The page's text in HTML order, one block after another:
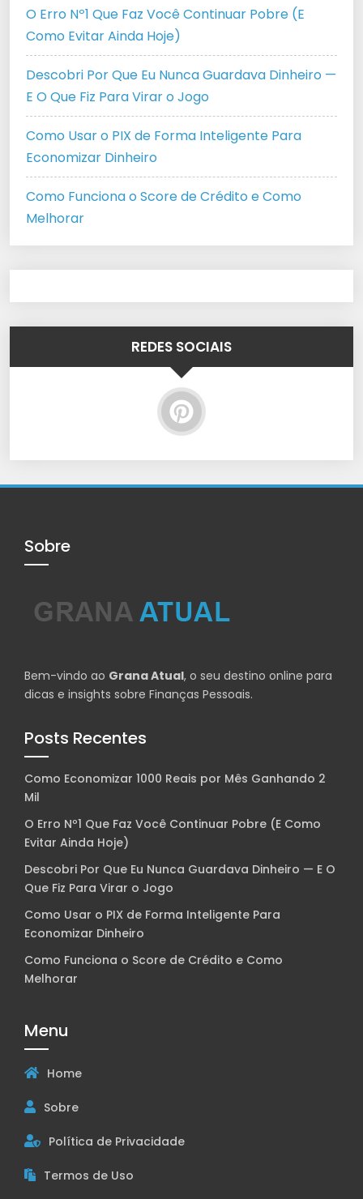
O Erro Nº1 Que Faz Você Continuar Pobre (E
Como Evitar Ainda Hoje)
Descobri Por Que Eu Nunca Guardava Dinheiro —
E O Que Fiz Para Virar o Jogo
Como Usar o PIX de Forma Inteligente Para
Economizar Dinheiro
Como Funciona o Score de Crédito e Como
Melhorar
REDES SOCIAIS
Sobre
Bem-vindo ao Grana Atual, o seu destino online para
dicas e insights sobre Finanças Pessoais.
Posts Recentes
Como Economizar 1000 Reais por Mês Ganhando 2
Mil
O Erro Nº1 Que Faz Você Continuar Pobre (E Como
Evitar Ainda Hoje)
Descobri Por Que Eu Nunca Guardava Dinheiro — E O
Que Fiz Para Virar o Jogo
Como Usar o PIX de Forma Inteligente Para
Economizar Dinheiro
Como Funciona o Score de Crédito e Como
Melhorar
Menu
Home
Sobre
Política de Privacidade
Termos de Uso